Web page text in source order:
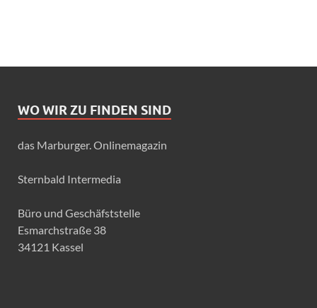
WO WIR ZU FINDEN SIND
das Marburger. Onlinemagazin
Sternbald Intermedia
Büro und Geschäfststelle
Esmarchstraße 38
34121 Kassel